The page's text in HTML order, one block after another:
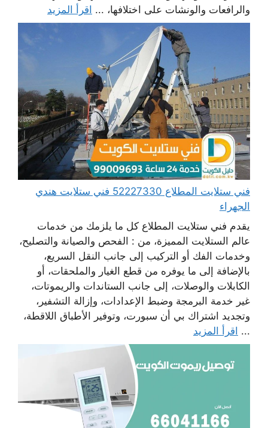
والرافعات والونشات على اختلافها، ... اقرأ المزيد
فني ستلايت المطلاع 52227330 فني ستلايت هندي
الجهراء
يقدم فني ستلايت المطلاع كل ما يلزمك من خدمات
عالم الستلايت المميزة، من : الفحص والصيانة والتصليح،
وخدمات الفك أو التركيب إلى جانب النقل السريع،
بالإضافة إلى ما يوفره من قطع الغيار والملحقات، أو
الكابلات والوصلات، إلى جانب الستاندات والريموتات،
غير خدمة البرمجة وضبط الإعدادات، وإزالة التشفير،
وتجديد اشتراك بي أن سبورت، وتوفير الأطباق اللاقطة،
... اقرأ المزيد